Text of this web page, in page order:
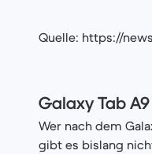
Quelle: https://
Galaxy Tab
Wer nach dem
gibt es bislang